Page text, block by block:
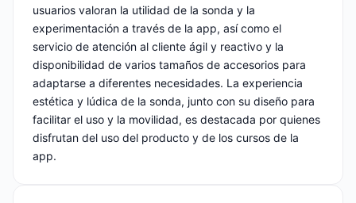
usuarios valoran la utilidad de la sonda y la
experimentación a través de la app, así como el
servicio de atención al cliente ágil y reactivo y la
disponibilidad de varios tamaños de accesorios para
adaptarse a diferentes necesidades. La experiencia
estética y lúdica de la sonda, junto con su diseño para
facilitar el uso y la movilidad, es destacada por quienes
disfrutan del uso del producto y de los cursos de la
app.